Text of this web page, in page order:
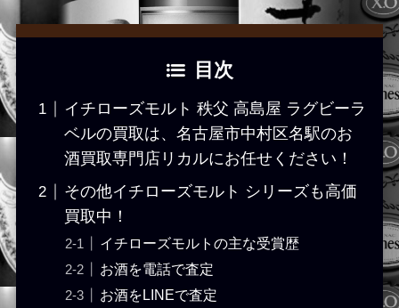
目次
イチローズモルト 秩父 高島屋 ラグビーラ
ベルの買取は、名古屋市中村区名駅のお
酒買取専門店リカルにお任せください！
その他イチローズモルト シリーズも高価
買取中！
イチローズモルトの主な受賞歴
お酒を電話で査定
お酒をLINEで査定